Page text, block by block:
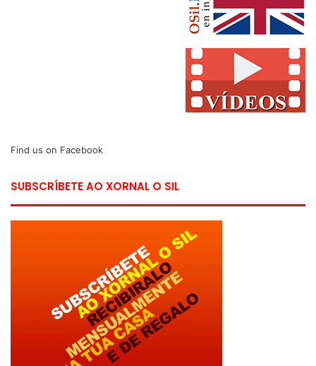
Find us on Facebook
SUBSCRÍBETE AO XORNAL O SIL